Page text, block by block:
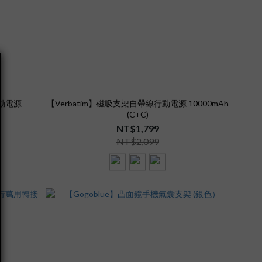
電源
【Verbatim】磁吸支架自帶線行動電源 10000mAh
(C+C)
NT$1,799
NT$2,099